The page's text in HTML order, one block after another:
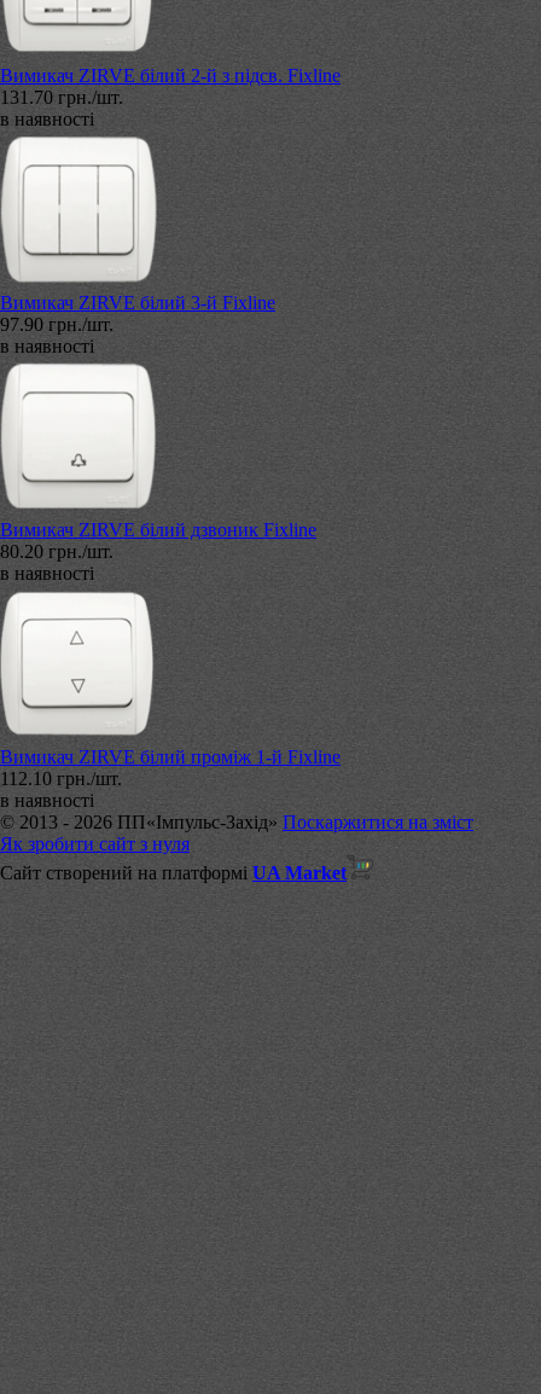
Вимикач ZIRVE білий 2-й з підсв. Fixline
131.70 грн./шт.
в наявності
Вимикач ZIRVE білий 3-й Fixline
97.90 грн./шт.
в наявності
Вимикач ZIRVE білий дзвоник Fixline
80.20 грн./шт.
в наявності
Вимикач ZIRVE білий проміж 1-й Fixline
112.10 грн./шт.
в наявності
© 2013 - 2026 ПП«Імпульс-Захід» Поскаржитися на зміст
Як зробити сайт з нуля
Сайт створений на платформі UA Market